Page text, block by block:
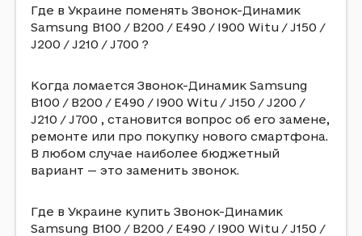
Где в Украине поменять Звонок-Динамик
Samsung B100 / B200 / E490 / I900 Witu / J150 /
J200 / J210 / J700 ?
Когда ломается Звонок-Динамик Samsung
B100 / B200 / E490 / I900 Witu / J150 / J200 /
J210 / J700 , становится вопрос об его замене,
ремонте или про покупку нового смартфона.
В любом случае наиболее бюджетный
вариант — это заменить звонок.
Где в Украине купить Звонок-Динамик
Samsung B100 / B200 / E490 / I900 Witu / J150 /